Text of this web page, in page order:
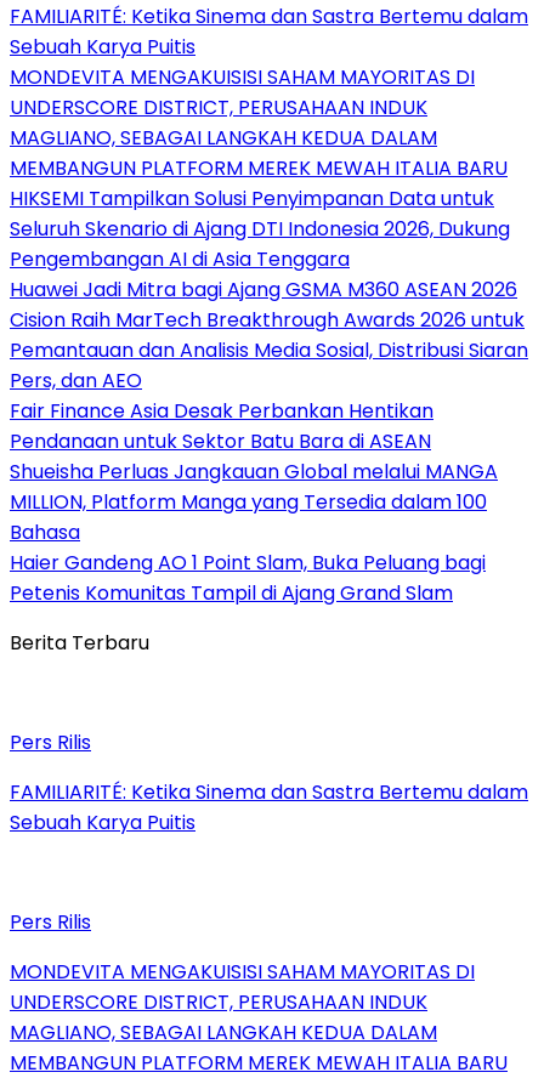
FAMILIARITÉ: Ketika Sinema dan Sastra Bertemu dalam
Sebuah Karya Puitis
MONDEVITA MENGAKUISISI SAHAM MAYORITAS DI
UNDERSCORE DISTRICT, PERUSAHAAN INDUK
MAGLIANO, SEBAGAI LANGKAH KEDUA DALAM
MEMBANGUN PLATFORM MEREK MEWAH ITALIA BARU
HIKSEMI Tampilkan Solusi Penyimpanan Data untuk
Seluruh Skenario di Ajang DTI Indonesia 2026, Dukung
Pengembangan AI di Asia Tenggara
Huawei Jadi Mitra bagi Ajang GSMA M360 ASEAN 2026
Cision Raih MarTech Breakthrough Awards 2026 untuk
Pemantauan dan Analisis Media Sosial, Distribusi Siaran
Pers, dan AEO
Fair Finance Asia Desak Perbankan Hentikan
Pendanaan untuk Sektor Batu Bara di ASEAN
Shueisha Perluas Jangkauan Global melalui MANGA
MILLION, Platform Manga yang Tersedia dalam 100
Bahasa
Haier Gandeng AO 1 Point Slam, Buka Peluang bagi
Petenis Komunitas Tampil di Ajang Grand Slam
Berita Terbaru
Pers Rilis
FAMILIARITÉ: Ketika Sinema dan Sastra Bertemu dalam
Sebuah Karya Puitis
Pers Rilis
MONDEVITA MENGAKUISISI SAHAM MAYORITAS DI
UNDERSCORE DISTRICT, PERUSAHAAN INDUK
MAGLIANO, SEBAGAI LANGKAH KEDUA DALAM
MEMBANGUN PLATFORM MEREK MEWAH ITALIA BARU